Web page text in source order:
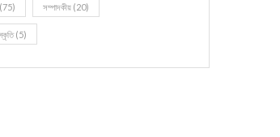
(75) সম্পাদকীয় (20)
(5)